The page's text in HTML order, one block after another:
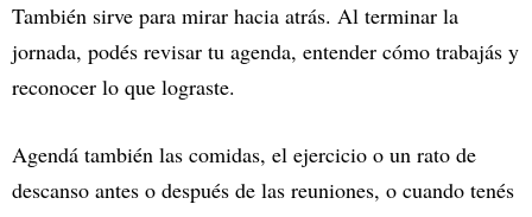
También sirve para mirar hacia atrás. Al terminar la
jornada, podés revisar tu agenda, entender cómo trabajás y
reconocer lo que lograste.
Agendá también las comidas, el ejercicio o un rato de
descanso antes o después de las reuniones, o cuando tenés